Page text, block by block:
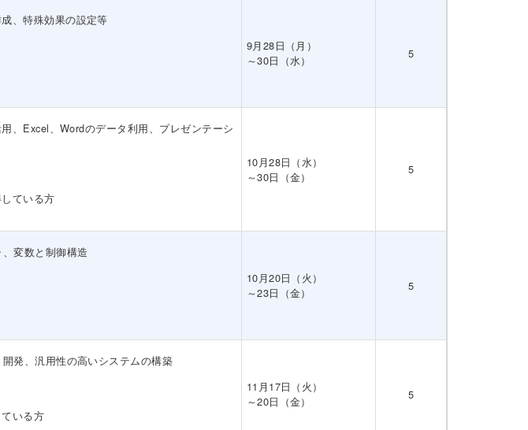
、特殊効果の設定等
9月28日（月）
～30日（水）
5
、Excel、Wordのデータ利用、プレゼンテーシ
ている方
10月28日（水）
～30日（金）
5
変数と制御構造
10月20日（火）
～23日（金）
5
発、汎用性の高いシステムの構築
いる方
11月17日（火）
～20日（金）
5